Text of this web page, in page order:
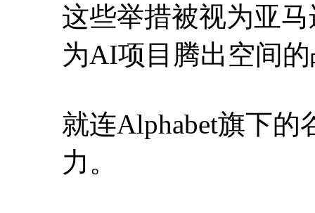
这些举措被视为亚
为AI项目腾出空间
就连Alphabet旗下
力。